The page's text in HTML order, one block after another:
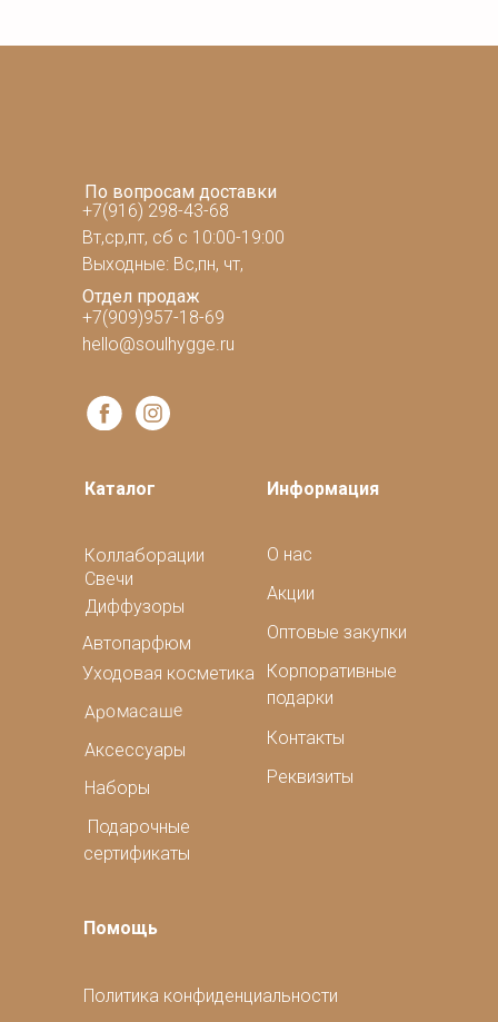
По вопросам доставки
+7(916) 298-43-68
Вт,ср,пт, сб с 10:00-19:00
Выходные: Вс,пн, чт,
Отдел продаж
+7(909)957-18-69
hello@soulhygge.ru
Каталог
Коллаборации
Свечи
Диффузоры
Автопарфюм
Аромасаше
Аксессуары
Наборы
Подарочные
сертификаты
Информация
О нас
Акции
Оптовые закупки
Корпоративные
подарки
Контакты
Реквизиты
Помощь
Политика конфиденциальности
Уходовая косметика